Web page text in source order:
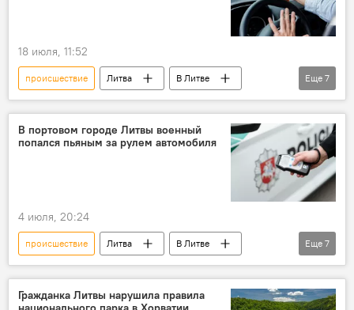
ВС Литвы
18 июля, 11:52
происшествие Литва
В Литве
Происшествия
нетрезвые водители
вождение в нетрезвом состоянии
полиция
Еще 7
В портовом городе Литвы военный
попался пьяным за рулем автомобиля
4 июля, 20:24
происшествие Литва
В Литве
Происшествия
нетрезвые водители
нетрезвое вождение
Еще 7
Гражданка Литвы нарушила правила